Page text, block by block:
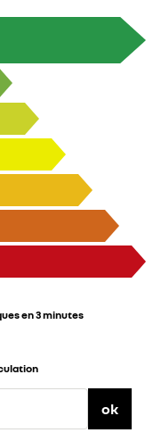
en 3 minutes
ok